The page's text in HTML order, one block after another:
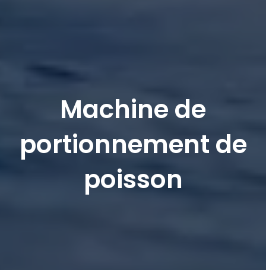
Machine de
portionnement de
poisson